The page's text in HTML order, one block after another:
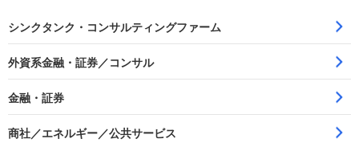
シンクタンク・コンサルティングファーム
外資系金融・証券／コンサル
金融・証券
商社／エネルギー／公共サービス